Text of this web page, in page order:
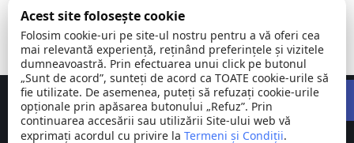
vineri
08:00 -
14:00
Comuna © Toate
Concept realizat deBig Media Relații Publice SRL
Acest site folosește cookie
Folosim cookie-uri pe site-ul nostru pentru a vă oferi cea
mai relevantă experiență, reținând preferințele și vizitele
dumneavoastră. Prin efectuarea unui click pe butonul
„Sunt de acord”, sunteți de acord ca TOATE cookie-urile să
fie utilizate. De asemenea, puteți să refuzați cookie-urile
opționale prin apăsarea butonului „Refuz”. Prin
continuarea accesării sau utilizării Site-ului web vă
exprimați acordul cu privire la Termeni și Condiții.